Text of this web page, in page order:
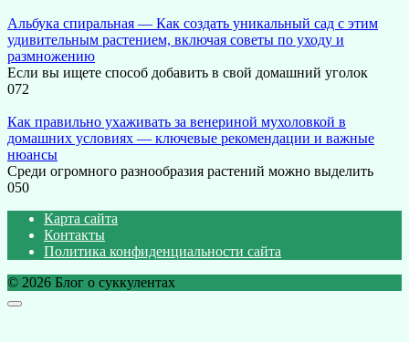
Альбука спиральная — Как создать уникальный сад с этим
удивительным растением, включая советы по уходу и
размножению
Если вы ищете способ добавить в свой домашний уголок
072
Как правильно ухаживать за венериной мухоловкой в
домашних условиях — ключевые рекомендации и важные
нюансы
Среди огромного разнообразия растений можно выделить
050
Карта сайта
Контакты
Политика конфиденциальности сайта
© 2026 Блог о суккулентах